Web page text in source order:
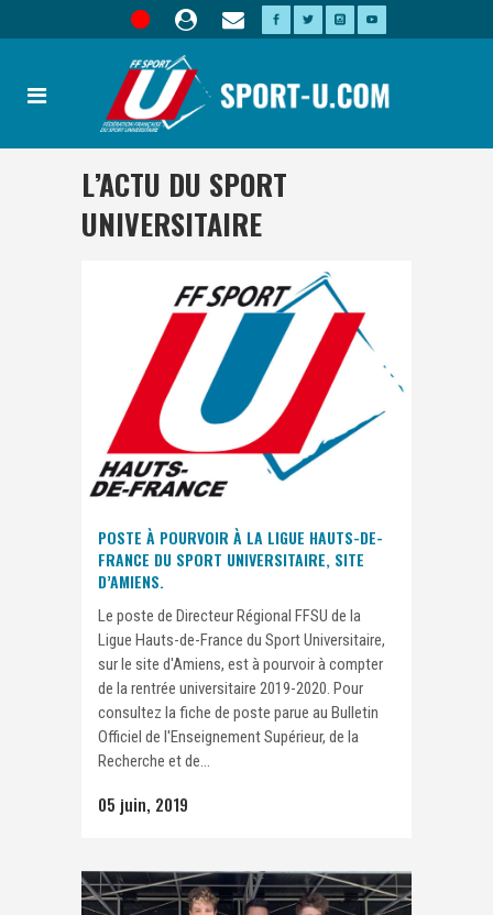
L’ACTU DU SPORT
UNIVERSITAIRE
POSTE À POURVOIR À LA LIGUE HAUTS-DE-
FRANCE DU SPORT UNIVERSITAIRE, SITE
D’AMIENS.
Le poste de Directeur Régional FFSU de la
Ligue Hauts-de-France du Sport Universitaire,
sur le site d'Amiens, est à pourvoir à compter
de la rentrée universitaire 2019-2020. Pour
consultez la fiche de poste parue au Bulletin
Officiel de l'Enseignement Supérieur, de la
Recherche et de...
05 juin, 2019